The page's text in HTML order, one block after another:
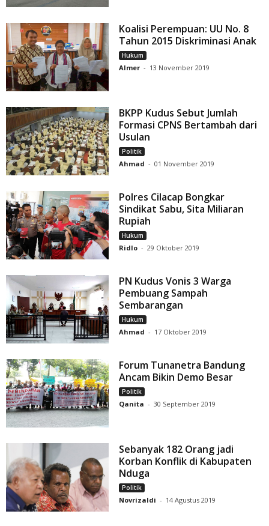
Koalisi Perempuan: UU No. 8
Tahun 2015 Diskriminasi Anak
Hukum
Almer - 13 November 2019
BKPP Kudus Sebut Jumlah
Formasi CPNS Bertambah dari
Usulan
Politik
Ahmad - 01 November 2019
Polres Cilacap Bongkar
Sindikat Sabu, Sita Miliaran
Rupiah
Hukum
Ridlo - 29 Oktober 2019
PN Kudus Vonis 3 Warga
Pembuang Sampah
Sembarangan
Hukum
Ahmad - 17 Oktober 2019
Forum Tunanetra Bandung
Ancam Bikin Demo Besar
Politik
Qanita - 30 September 2019
Sebanyak 182 Orang jadi
Korban Konflik di Kabupaten
Nduga
Politik
Novrizaldi - 14 Agustus 2019